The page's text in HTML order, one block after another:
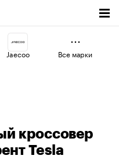
Jaecoo
Voyah
Все марки
кроссовер
Tesla